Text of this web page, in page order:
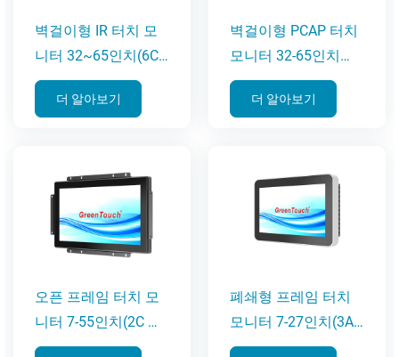
벽걸이형 IR 터치 모
니터 32~65인치(6C-
IR 시리즈)
더 알아보기
벽걸이형 PCAP 터치
모니터 32-65인치
(6C-C 시리즈)
더 알아보기
오픈 프레임 터치 모
니터 7-55인치(2C 시
리즈)
폐쇄형 프레임 터치
모니터 7-27인치(3A
시리즈)